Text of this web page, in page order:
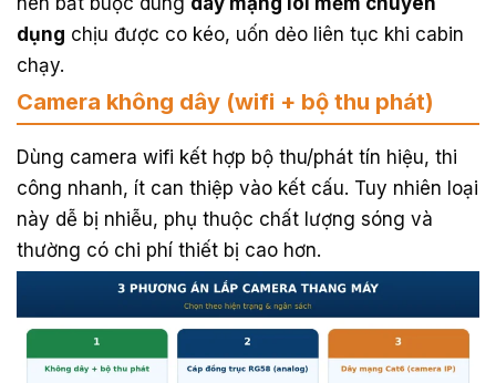
dụng chịu được co kéo, uốn dẻo liên tục khi cabin
chạy.
Camera không dây (wifi + bộ thu phát)
Dùng camera wifi kết hợp bộ thu/phát tín hiệu, thi
công nhanh, ít can thiệp vào kết cấu. Tuy nhiên loại
này dễ bị nhiễu, phụ thuộc chất lượng sóng và
thường có chi phí thiết bị cao hơn.